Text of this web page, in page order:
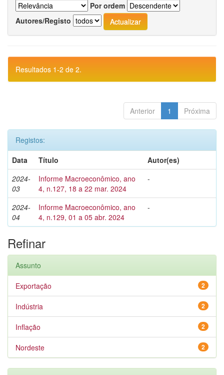
Por ordem
Autores/Registo
Resultados 1-2 de 2.
Anterior 1 Próxima
Registos:
Data
Título
Autor(es)
2024-
03
Informe Macroeconômico, ano
4, n.127, 18 a 22 mar. 2024
-
2024-
04
Informe Macroeconômico, ano
4, n.129, 01 a 05 abr. 2024
-
Refinar
Assunto
2
Exportação
2
Indústria
2
Inflação
2
Nordeste